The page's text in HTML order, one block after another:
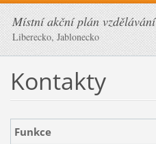
Místní akční plán vzdělávání
Liberecko, Jablonecko
Kontakty
Funkce